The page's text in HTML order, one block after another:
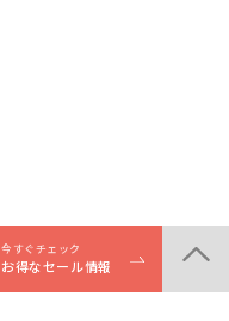
今すぐチェック
お得なセール情報
今すぐチェック
お得なセール情報